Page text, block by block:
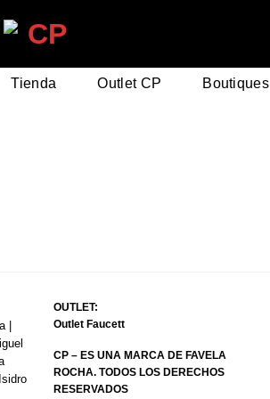
Tienda Outlet CP Boutiques
|
OUTLET:
Outlet Faucett
CP – ES UNA MARCA DE FAVELA
ROCHA. TODOS LOS DERECHOS
RESERVADOS